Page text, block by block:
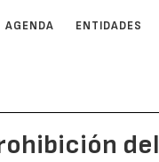
AGENDA ENTIDADES
del